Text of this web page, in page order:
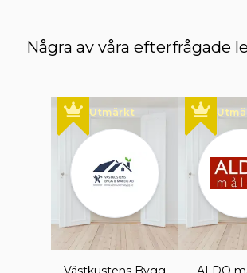
Några av våra efterfrågade
Utmärkt